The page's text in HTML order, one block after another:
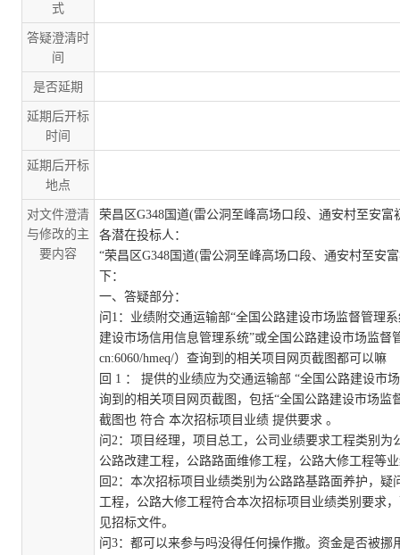
式
答疑澄清时
间
是否延期
延期后开标
时间
延期后开标
地点
对文件澄清
与修改的主
要内容
荣昌区G348国道(雷公洞至峰高场口段、通安村至安
各潜在投标人：
“荣昌区G348国道(雷公洞至峰高场口段、通安村至安
下：
一、答疑部分：
问 1 ：业绩附交通运输部“全国公路建设市场监督管理
建设市场信用信息管理系统”或全国公路建设市场监
cn:6060/hmeq/）查询到的相关项目网页截图都可以嘛
回 1 ： 提供的业绩应为交通运输部 “全国公路建设市
询到的相关项目网页截图，包括“全国公路建设市场
截图也 符合 本次招标项目业绩 提供要求 。
问 2：项目经理，项目总工，公司业绩要求工程类别
公路改建工程，公路路面维修工程，公路大修工程等
回 2： 本次招标项目业绩类别为公路路基路面养护，
工程，公路大修工程符合本次招标项目业绩类别要求
见招标文件。
问 3：都可以来参与吗没得任何操作撒。资金是否被挪